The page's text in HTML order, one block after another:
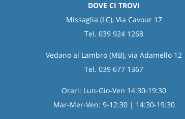
DOVE CI TROVI
Missaglia (LC), Via Cavour 17
Tel. 039 924 1268
Vedano al Lambro (MB), via Adamello 12
Tel. 039 677 1367
Orari: Lun-Gio-Ven 14:30-19:30
Mar-Mer-Ven: 9-12:30 | 14:30-19:30